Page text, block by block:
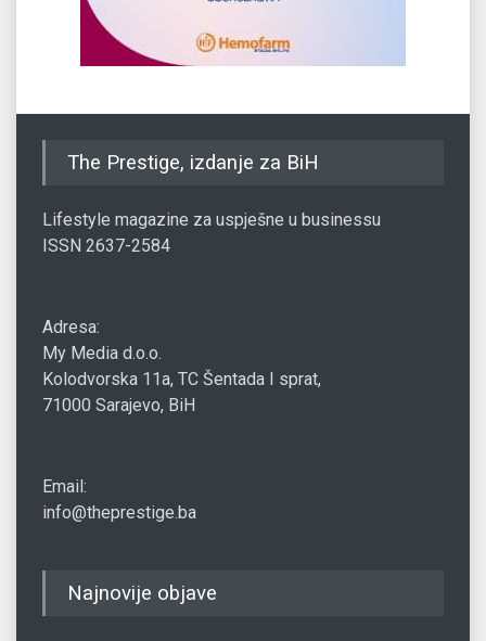
The Prestige, izdanje za BiH
Lifestyle magazine za uspješne u businessu
ISSN 2637-2584
Adresa:
My Media d.o.o.
Kolodvorska 11a, TC Šentada I sprat,
71000 Sarajevo, BiH
Email:
info@theprestige.ba
Najnovije objave